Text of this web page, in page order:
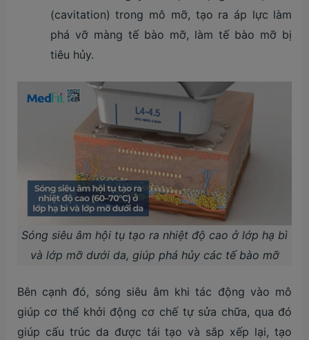
(cavitation) trong mô mỡ, tạo ra áp lực làm
phá vỡ màng tế bào mỡ, làm tế bào mỡ bị
tiêu hủy.
Sóng siêu âm hội tụ tạo ra nhiệt độ cao ở lớp hạ bì
và lớp mỡ dưới da, giúp phá hủy các tế bào mỡ
Bên cạnh đó, sóng siêu âm khi tác động vào mô
giúp cơ thể khởi động cơ chế tự sửa chữa, qua đó
giúp cấu trúc da được tái tạo và sắp xếp lại, tạo